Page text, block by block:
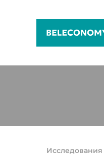
Исследования